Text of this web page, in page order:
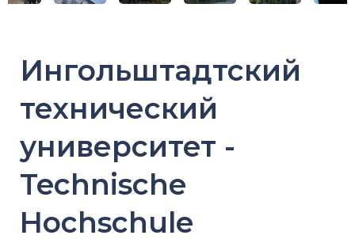
Ингольштадтский
технический
университет -
Technische
Hochschule